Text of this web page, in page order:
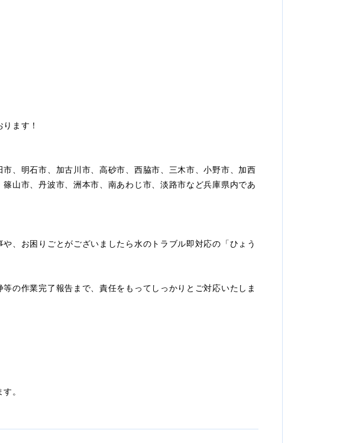
ます！
、明石市、加古川市、高砂市、西脇市、三木市、小野市、加西
山市、丹波市、洲本市、南あわじ市、淡路市など兵庫県内であ
、お困りごとがございましたら水のトラブル即対応の「ひょう
の作業完了報告まで、責任をもってしっかりとご対応いたしま
。